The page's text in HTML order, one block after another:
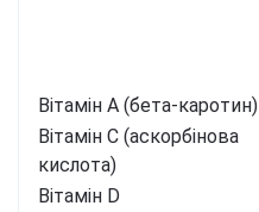
Вітамін А (бета-каротин)
Вітамін С (аскорбінова
кислота)
Вітамін D